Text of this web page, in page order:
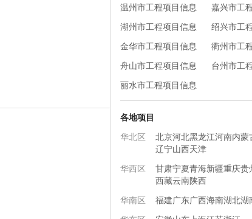
温州市工程项目信息
嘉兴市工
湖州市工程项目信息
绍兴市工
金华市工程项目信息
衢州市工
舟山市工程项目信息
台州市工
丽水市工程项目信息
各地项目
华北区
北京河北黑龙江河南内蒙
辽宁山西天津
华西区
甘肃宁夏青海新疆重庆贵
西藏云南陕西
华南区
福建广东广西海南湖北湖